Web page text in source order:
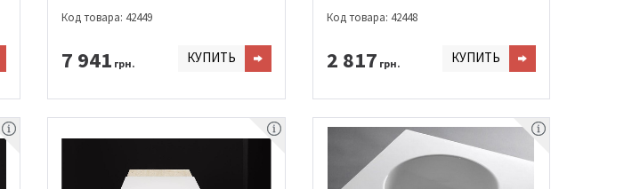
Код товара: 42449
7 941 грн. КУПИТЬ
Код товара: 42448
2 817 грн. КУПИТЬ